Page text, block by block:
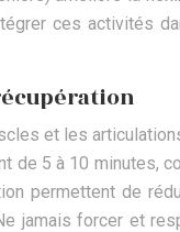
ces activités
et les
de 5 à 10 minutes,
permettent de
jamais forcer et